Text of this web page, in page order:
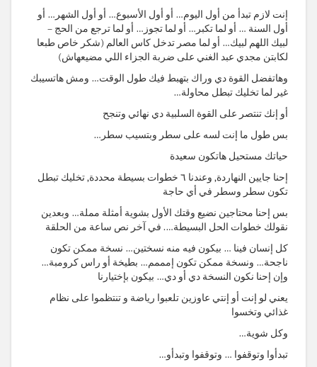
إنت لازم تبدأ من أول اليوم… أو أول الأسبوع… أو أول الشهر… أو
أول السنة … أو لما تكبر… أو لما تجوز… أو لما ترجع من الحج –
لبيك اللهم لبيك… أو لما مصر تدخل كاس العالم (شكر خاص طبعا
لكابتن مجدي عبد الغني على ضربة الجزاء اللي مضيعهاش)
وهاتفضل القوة دي وراك بتهبط فيك طول الوقت… ومش هاتسيبك
غير لما تخليك تبطل محاولة…
أو إنك تنتصر على القوة السلبية دي نهائي وتنجح
بس طول ما إنت لسه على سطر وبتسيب سطر…
حياتك مستحيل هاتكون سعيدة
إحنا جايين النهاردة, وعندنا ٦ خطوات بسيطة محددة, تخليك تبطل
تكون سطر وسطر في أي حاجة
بس إحنا محتاجين نضيع وقتك الأول بشوية أمثلة مملة… وبعدين
نقولك خطوات الحل البسيطة…. في آخر نص ساعة من الحلقة
كل إنسان فينا … بيكون فيه منه نسختين… نسخة ممكن تكون
ناجحة… ونسخة ممكن تكون إمممم… بطيخة أو راس كرومبة…
وإن إحنا نكون النسخة دي أو دي… بيكون بإختيارنا
يعني لو إنت أو إنتي عاوزين تلعبوا رياضة و تنتظموا على نظام
غذائي وتخسوا
وكل شوية…
تبدأوا وتوقفوا … وتوقفوا وتبدأو…